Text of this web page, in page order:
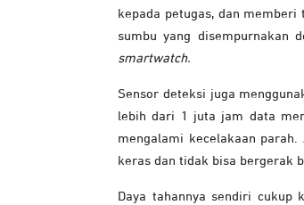
kepada petugas, dan
sumbu yang disempurnakan
smartwatch.
Sensor deteksi juga
lebih dari 1 juta jam data
mengalami kecelakaan
keras dan tidak bisa bergerak
Daya tahannya sendiri